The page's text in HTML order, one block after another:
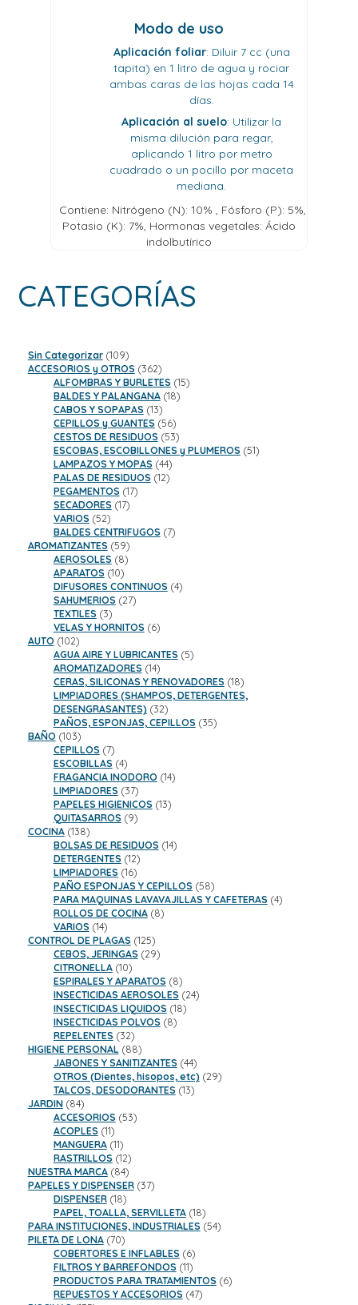
Modo de uso
Aplicación foliar: Diluir 7 cc (una
tapita) en 1 litro de agua y rociar
ambas caras de las hojas cada 14
días.
Aplicación al suelo: Utilizar la
misma dilución para regar,
aplicando 1 litro por metro
cuadrado o un pocillo por maceta
mediana.
Contiene: Nitrógeno (N): 10% , Fósforo (P): 5%,
Potasio (K): 7%, Hormonas vegetales: Ácido
indolbutírico
CATEGORÍAS
Sin Categorizar 109109
productos
ACCESORIOS y OTROS 362362
productos
ALFOMBRAS Y BURLETES 1515
BALDES Y PALANGANA 1818
CABOS Y SOPAPAS 1313
productos
CEPILLOS y GUANTES 5656
productos
CESTOS DE RESIDUOS 5353
productos
ESCOBAS, ESCOBILLONES y PLUMEROS 5151
LAMPAZOS Y MOPAS 4444
productos
PALAS DE RESIDUOS 1212
PEGAMENTOS 1717
SECADORES 1717
VARIOS 5252
productos
BALDES CENTRIFUGOS 77
AROMATIZANTES 5959
productos
AEROSOLES 88
productos
APARATOS 1010
productos
DIFUSORES CONTINUOS 44
SAHUMERIOS 2727
TEXTILES 33
productos
VELAS Y HORNITOS 66
AUTO 102102
productos
AGUA AIRE Y LUBRICANTES 55
AROMATIZADORES 1414
productos
CERAS, SILICONAS Y RENOVADORES 1818
productos
LIMPIADORES (SHAMPOS, DETERGENTES,
DESENGRASANTES) 3232
productos
PAÑOS, ESPONJAS, CEPILLOS 3535
BAÑO 103103
productos
CEPILLOS 77
productos
ESCOBILLAS 44
productos
FRAGANCIA INODORO 1414
LIMPIADORES 3737
productos
PAPELES HIGIENICOS 1313
QUITASARROS 99
COCINA 138138
productos
BOLSAS DE RESIDUOS 1414
DETERGENTES 1212
productos
LIMPIADORES 1616
productos
PAÑO ESPONJAS Y CEPILLOS 5858
productos
PARA MAQUINAS LAVAVAJILLAS Y CAFETERAS 44
ROLLOS DE COCINA 88
VARIOS 1414
productos
CONTROL DE PLAGAS 125125
productos
CEBOS, JERINGAS 2929
CITRONELLA 1010
productos
ESPIRALES Y APARATOS 88
productos
INSECTICIDAS AEROSOLES 2424
INSECTICIDAS LIQUIDOS 1818
INSECTICIDAS POLVOS 88
REPELENTES 3232
productos
HIGIENE PERSONAL 8888
productos
JABONES Y SANITIZANTES 4444
productos
OTROS (Dientes, hisopos, etc) 2929
TALCOS, DESODORANTES 1313
JARDIN 8484
productos
ACCESORIOS 5353
ACOPLES 1111
productos
MANGUERA 1111
productos
RASTRILLOS 1212
productos
NUESTRA MARCA 8484
productos
PAPELES Y DISPENSER 3737
DISPENSER 1818
productos
PAPEL, TOALLA, SERVILLETA 1818
productos
PARA INSTITUCIONES, INDUSTRIALES 5454
PILETA DE LONA 7070
productos
COBERTORES E INFLABLES 66
productos
FILTROS Y BARREFONDOS 1111
productos
PRODUCTOS PARA TRATAMIENTOS 66
REPUESTOS Y ACCESORIOS 4747